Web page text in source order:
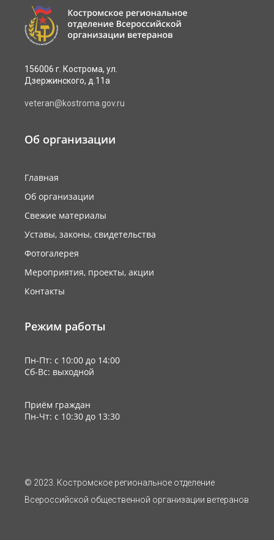
156006 г. Кострома, ул.
Дзержинского, д.11а
veteran@kostroma.gov.ru
Об организации
Главная
Об организации
Свежие материалы
Уставы, законы, свидетельства
Фотогалерея
Мероприятия, проекты, акции
Контакты
Режим работы
Пн-Пт: с 10:00 до 14:00
Сб-Вс: выходной
Приём граждан
Пн-Чт: с 10:30 до 13:30
© 2023. Костромское региональное отделение
Всероссийской общественной организации ветеранов